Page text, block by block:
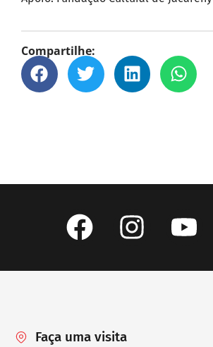
Compartilhe:
Faça uma visita